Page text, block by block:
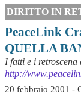
DIRITTO IN
PeaceLink
QUELLA
I fatti e i retroscena
http://
20 febbraio 2001 -